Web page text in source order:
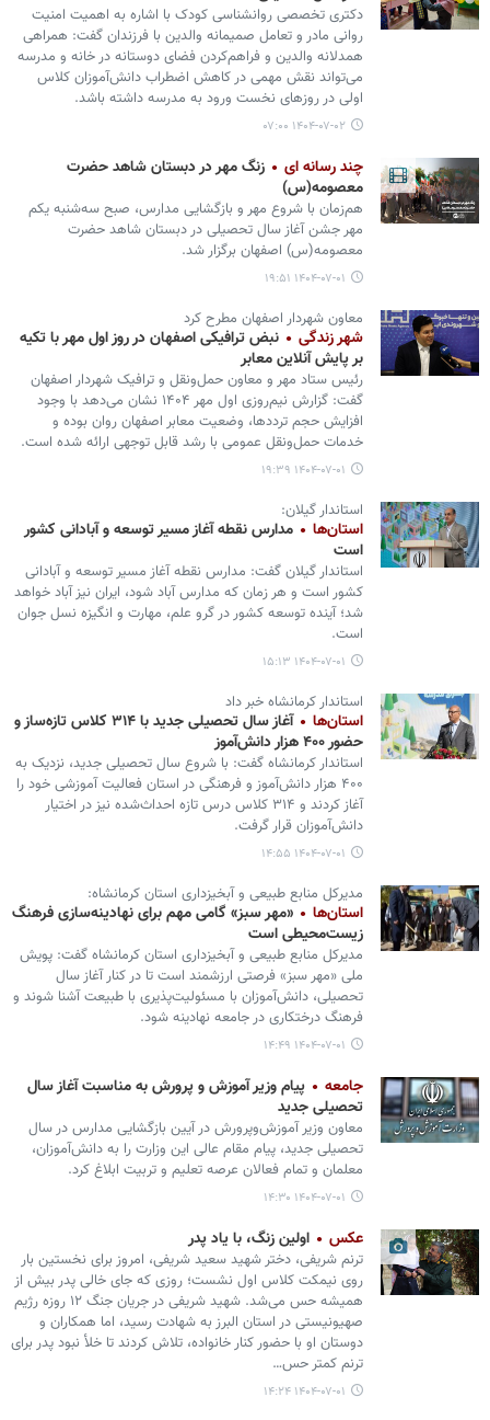
دکتری تخصصی روانشناسی کودک با اشاره به اهمیت امنیت
روانی مادر و تعامل صمیمانه والدین با فرزندان گفت: همراهی
همدلانه والدین و فراهم‌کردن فضای دوستانه در خانه و مدرسه
می‌تواند نقش مهمی در کاهش اضطراب دانش‌آموزان کلاس
اولی در روزهای نخست ورود به مدرسه داشته باشد.
۱۴۰۴-۰۷-۰۲ ۰۷:۰۰
چند رسانه ای
زنگ مهر در دبستان شاهد حضرت
معصومه(س)
هم‌زمان با شروع مهر و بازگشایی مدارس، صبح سه‌شنبه یکم
مهر جشن آغاز سال تحصیلی در دبستان شاهد حضرت
معصومه(س) اصفهان برگزار شد.
۱۴۰۴-۰۷-۰۱ ۱۹:۵۱
معاون شهردار اصفهان مطرح کرد
شهر زندگی
نبض ترافیکی اصفهان در روز اول مهر با تکیه
بر پایش آنلاین معابر
رئیس ستاد مهر و معاون حمل‌ونقل و ترافیک شهردار اصفهان
گفت: گزارش نیم‌روزی اول مهر ۱۴۰۴ نشان می‌دهد با وجود
افزایش حجم ترددها، وضعیت معابر اصفهان روان بوده و
خدمات حمل‌ونقل عمومی با رشد قابل توجهی ارائه شده است.
۱۴۰۴-۰۷-۰۱ ۱۹:۳۹
استاندار گیلان:
استان‌ها
مدارس نقطه آغاز مسیر توسعه و آبادانی کشور
است
استاندار گیلان گفت: مدارس نقطه آغاز مسیر توسعه و آبادانی
کشور است و هر زمان که مدارس آباد شود، ایران نیز آباد خواهد
شد؛ آینده توسعه کشور در گرو علم، مهارت و انگیزه نسل جوان
است.
۱۴۰۴-۰۷-۰۱ ۱۵:۱۳
استاندار کرمانشاه خبر داد
استان‌ها
آغاز سال تحصیلی جدید با ۳۱۴ کلاس تازه‌ساز و
حضور ۴۰۰ هزار دانش‌آموز
استاندار کرمانشاه گفت: با شروع سال تحصیلی جدید، نزدیک به
۴۰۰ هزار دانش‌آموز و فرهنگی در استان فعالیت آموزشی خود را
آغاز کردند و ۳۱۴ کلاس درس تازه احداث‌شده نیز در اختیار
دانش‌آموزان قرار گرفت.
۱۴۰۴-۰۷-۰۱ ۱۴:۵۵
مدیرکل منابع طبیعی و آبخیزداری استان کرمانشاه:
استان‌ها
«مهر سبز» گامی مهم برای نهادینه‌سازی فرهنگ
زیست‌محیطی است
مدیرکل منابع طبیعی و آبخیزداری استان کرمانشاه گفت: پویش
ملی «مهر سبز» فرصتی ارزشمند است تا در کنار آغاز سال
تحصیلی، دانش‌آموزان با مسئولیت‌پذیری با طبیعت آشنا شوند و
فرهنگ درختکاری در جامعه نهادینه شود.
۱۴۰۴-۰۷-۰۱ ۱۴:۴۹
جامعه
پیام وزیر آموزش و پرورش به مناسبت آغاز سال
تحصیلی جدید
معاون وزیر آموزش‌وپرورش در آیین بازگشایی مدارس در سال
تحصیلی جدید، پیام مقام عالی این وزارت را به دانش‌آموزان،
معلمان و تمام فعالان عرصه تعلیم و تربیت ابلاغ کرد.
۱۴۰۴-۰۷-۰۱ ۱۴:۳۰
عکس اولین زنگ، با یاد پدر
ترنم شریفی، دختر شهید سعید شریفی، امروز برای نخستین بار
روی نیمکت کلاس اول نشست؛ روزی که جای خالی پدر بیش از
همیشه حس می‌شد. شهید شریفی در جریان جنگ ۱۲ روزه رژیم
صهیونیستی در استان البرز به شهادت رسید، اما همکاران و
دوستان او با حضور کنار خانواده، تلاش کردند تا خلأ نبود پدر برای
ترنم کمتر حس…
۱۴۰۴-۰۷-۰۱ ۱۴:۲۴